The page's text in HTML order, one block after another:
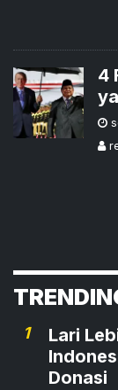
4
1
Lari
Donasi